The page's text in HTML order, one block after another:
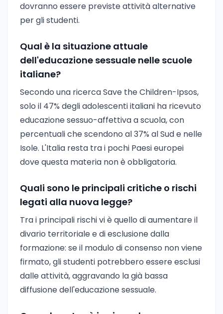
dovranno essere previste attività alternative
per gli studenti.
Qual è la situazione attuale
dell'educazione sessuale nelle scuole
italiane?
Secondo una ricerca Save the Children-Ipsos,
solo il 47% degli adolescenti italiani ha ricevuto
educazione sessuo-affettiva a scuola, con
percentuali che scendono al 37% al Sud e nelle
Isole. L'Italia resta tra i pochi Paesi europei
dove questa materia non è obbligatoria.
Quali sono le principali critiche o rischi
legati alla nuova legge?
Tra i principali rischi vi è quello di aumentare il
divario territoriale e di esclusione dalla
formazione: se il modulo di consenso non viene
firmato, gli studenti potrebbero essere esclusi
dalle attività, aggravando la già bassa
diffusione dell'educazione sessuale.